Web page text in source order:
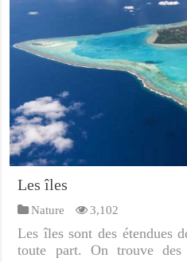
Les îles
Nature 3,102
Les îles sont des étendues
toute part. On trouve